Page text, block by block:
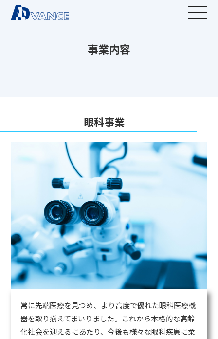
事業内容
眼科事業
常に先端医療を見つめ、より高度で優れた眼科医療機
器を取り揃えてまいりました。これから本格的な高齢
化社会を迎えるにあたり、今後も様々な眼科疾患に柔